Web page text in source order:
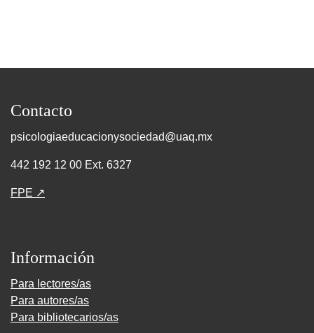
Contacto
psicologiaeducacionysociedad@uaq.mx
442 192 12 00 Ext. 6327
FPE ↗
Información
Para lectores/as
Para autores/as
Para bibliotecarios/as